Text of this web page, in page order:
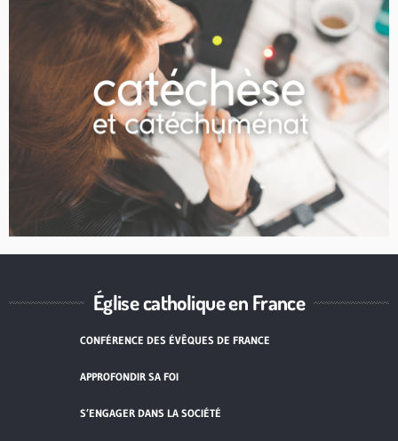
Église catholique en France
CONFÉRENCE DES ÉVÊQUES DE FRANCE
APPROFONDIR SA FOI
S’ENGAGER DANS LA SOCIÉTÉ